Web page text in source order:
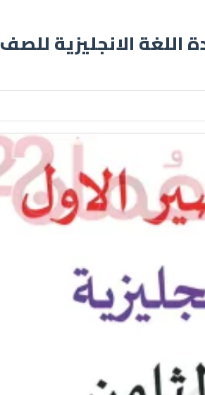
اللغة الانجليزية للصف